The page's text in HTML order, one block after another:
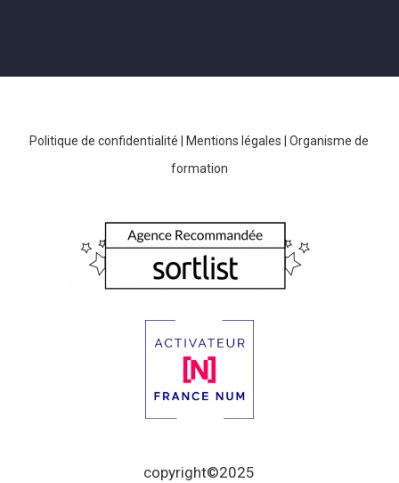
Politique de confidentialité Mentions légales |Organisme de
formation
copyright©2025